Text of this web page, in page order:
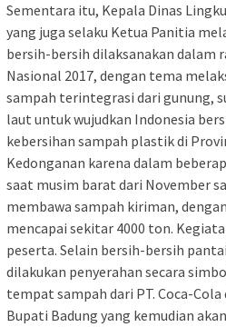
Sementara itu, Kepala Dinas
yang juga selaku Ketua Panitia
bersih-bersih dilaksanakan dalam
Nasional 2017, dengan tema
sampah terintegrasi dari gunung,
laut untuk wujudkan Indonesia
kebersihan sampah plastik di
Kedonganan karena dalam
saat musim barat dari November
membawa sampah kiriman,
mencapai sekitar 4000 ton.
peserta. Selain bersih-bersih
dilakukan penyerahan secara
tempat sampah dari PT. Coca-
Bupati Badung yang kemudian